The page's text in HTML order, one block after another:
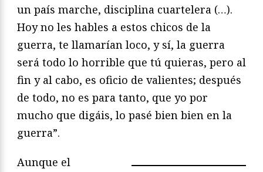
un país marche, disciplina cuartelera (…).
Hoy no les hables a estos chicos de la
guerra, te llamarían loco, y sí, la guerra
será todo lo horrible que tú quieras, pero al
fin y al cabo, es oficio de valientes; después
de todo, no es para tanto, que yo por
mucho que digáis, lo pasé bien bien en la
guerra”.
Aunque el